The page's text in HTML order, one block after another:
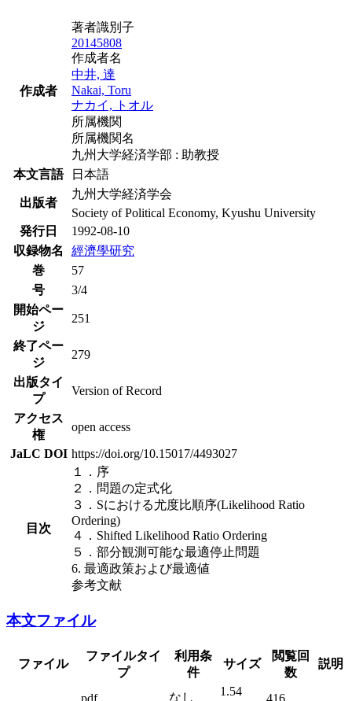
作成者
著者識別子
20145808
作成者名
中井, 達
Nakai, Toru
ナカイ, トオル
所属機関
所属機関名
九州大学経済学部 : 助教授
本文言語
日本語
出版者
九州大学経済学会
Society of Political Economy, Kyushu University
発行日
1992-08-10
収録物名
經濟學研究
巻
57
号
3/4
開始ペー
ジ
251
終了ペー
ジ
279
出版タイ
プ
Version of Record
アクセス
権
open access
JaLC DOI https://doi.org/10.15017/4493027
目次
１．序
２．問題の定式化
３．Sにおける尤度比順序(Likelihood Ratio
Ordering)
４．Shifted Likelihood Ratio Ordering
５．部分観測可能な最適停止問題
6. 最適政策および最適値
参考文献
本文ファイル
ファイル
ファイルタイ
プ
利用条
件
サイズ
閲覧回
数
説明
pdf なし
1.54
416